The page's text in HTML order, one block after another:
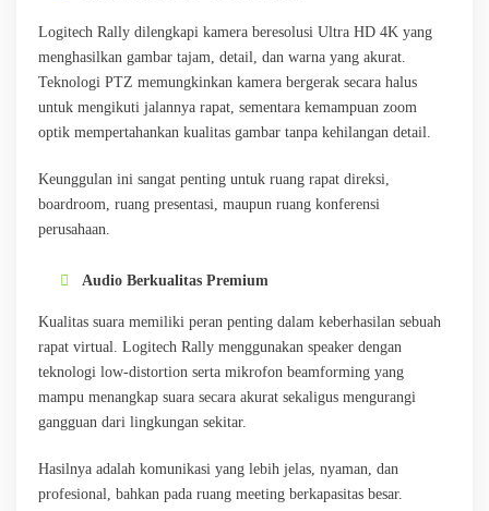
Logitech Rally dilengkapi kamera beresolusi Ultra HD 4K yang
menghasilkan gambar tajam, detail, dan warna yang akurat.
Teknologi PTZ memungkinkan kamera bergerak secara halus
untuk mengikuti jalannya rapat, sementara kemampuan zoom
optik mempertahankan kualitas gambar tanpa kehilangan detail.
Keunggulan ini sangat penting untuk ruang rapat direksi,
boardroom, ruang presentasi, maupun ruang konferensi
perusahaan.
Audio Berkualitas Premium
Kualitas suara memiliki peran penting dalam keberhasilan sebuah
rapat virtual. Logitech Rally menggunakan speaker dengan
teknologi low-distortion serta mikrofon beamforming yang
mampu menangkap suara secara akurat sekaligus mengurangi
gangguan dari lingkungan sekitar.
Hasilnya adalah komunikasi yang lebih jelas, nyaman, dan
profesional, bahkan pada ruang meeting berkapasitas besar.